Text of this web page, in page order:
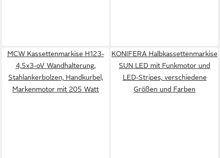
MCW Kassettenmarkise H123-
4,5x3-oV Wandhalterung,
Stahlankerbolzen, Handkurbel,
Markenmotor mit 205 Watt
KONIFERA Halbkassettenmarkise
SUN LED mit Funkmotor und
LED-Stripes, verschiedene
Größen und Farben